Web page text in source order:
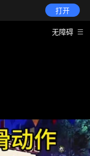
打开
无障碍